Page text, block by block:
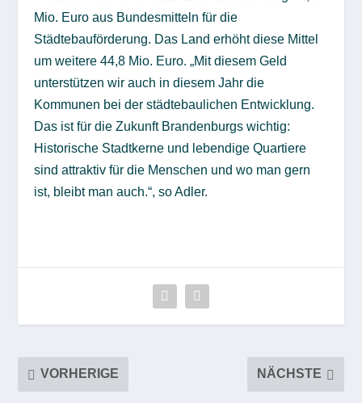
Mio. Euro aus Bundesmitteln für die
Städtebauförderung. Das Land erhöht diese Mittel
um weitere 44,8 Mio. Euro. „Mit diesem Geld
unterstützen wir auch in diesem Jahr die
Kommunen bei der städtebaulichen Entwicklung.
Das ist für die Zukunft Brandenburgs wichtig:
Historische Stadtkerne und lebendige Quartiere
sind attraktiv für die Menschen und wo man gern
ist, bleibt man auch.“, so Adler.
VORHERIGE NÄCHSTE